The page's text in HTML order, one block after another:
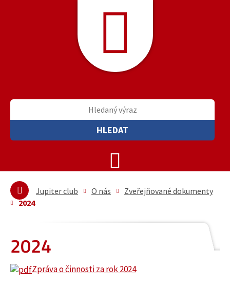
HLEDAT
Jupiter club O nás
Zveřejňované dokumenty
2024
2024
Zpráva o činnosti za rok 2024